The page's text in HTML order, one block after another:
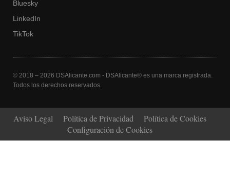
Bluesky
LinkedIn
TikTok
© 2018 – 2026 DSAlicante.com - DSAlicante® es una marca registrada.
Todos los derechos reservados.
Aviso Legal Política de Privacidad
Política de Cookies
Configuración de Cookies